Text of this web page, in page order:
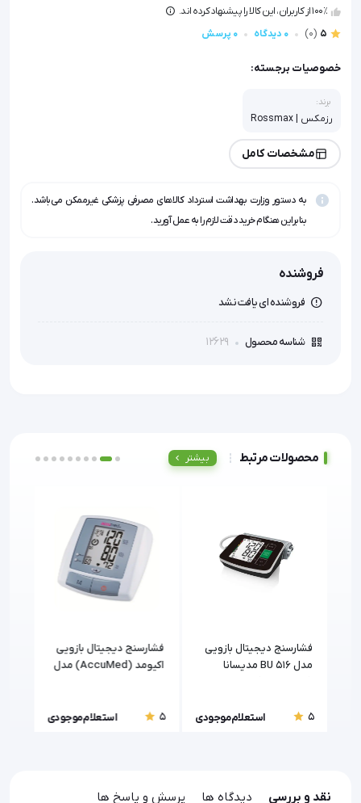
100٪ از کاربران، این کالا را پیشنهاد کرده اند.
5
(0) 0 دیدگاه 0 پرسش
خصوصیات برجسته:
برند:
رزمکس | Rossmax
مشخصات کامل
به دستور وزارت بهداشت استرداد کالاهای مصرفی پزشکی غیرممکن می‌باشد.
بنابراین هنگام خرید دقت لازم را به عمل آورید.
فروشنده
فروشنده ای یافت نشد
شناسه محصول 12629
محصولات مرتبط بیشتر
فشارسنج دیجیتال بازویی
مدل BU 516 مدیسانا
5 استعلام موجودی
فشارسنج دیجیتال بازویی
اکیومد (AccuMed) مدل
5 استعلام موجودی
نقد و بررسی دیدگاه ها پرسش و پاسخ ها